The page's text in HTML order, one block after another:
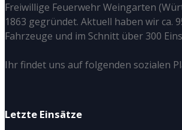
Freiwillige Feuerwehr Weingarten
1863 gegründet. Aktuell haben wir ca.
Fahrzeuge und im Schnitt über 300
Ihr findet uns auf folgenden sozialen
Letzte Einsätze